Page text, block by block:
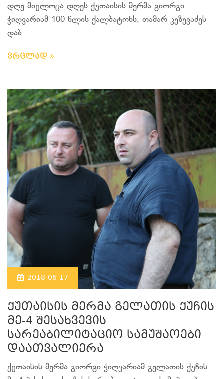
დღე მიულოცა დღეს ქუთაისის მერმა გიორგი
ჭიღვარიამ 100 წლის ქალბატონს, თამარ კეზევაძეს
დაბ...
ვრცლად
2018-06-17
ქუთაისის მერმა გელათის ქუჩის
მე-4 შესახვევის
სარეაბილიტაციო სამუშაოები
დაათვალიერა
ქუთაისის მერმა გიორგი ჭიღვარიამ გელათის ქუჩის